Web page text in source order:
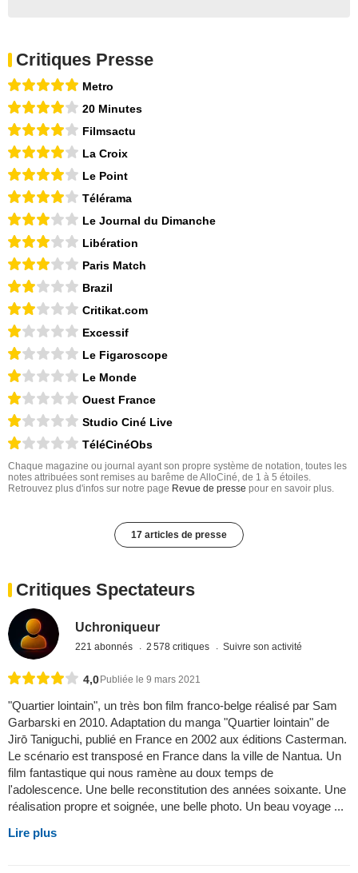
Critiques Presse
Metro
20 Minutes
Filmsactu
La Croix
Le Point
Télérama
Le Journal du Dimanche
Libération
Paris Match
Brazil
Critikat.com
Excessif
Le Figaroscope
Le Monde
Ouest France
Studio Ciné Live
TéléCinéObs
Chaque magazine ou journal ayant son propre système de notation, toutes les
notes attribuées sont remises au barême de AlloCiné, de 1 à 5 étoiles.
Retrouvez plus d'infos sur notre page Revue de presse pour en savoir plus.
17 articles de presse
Critiques Spectateurs
Uchroniqueur
221 abonnés 2 578 critiques Suivre son activité
4,0 Publiée le 9 mars 2021
"Quartier lointain", un très bon film franco-belge réalisé par Sam
Garbarski en 2010. Adaptation du manga "Quartier lointain" de
Jirō Taniguchi, publié en France en 2002 aux éditions Casterman.
Le scénario est transposé en France dans la ville de Nantua. Un
film fantastique qui nous ramène au doux temps de
l'adolescence. Une belle reconstitution des années soixante. Une
réalisation propre et soignée, une belle photo. Un beau voyage ...
Lire plus